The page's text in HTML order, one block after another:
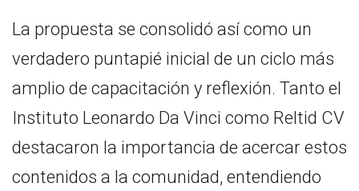
La propuesta se consolidó así como un
verdadero puntapié inicial de un ciclo más
amplio de capacitación y reflexión. Tanto el
Instituto Leonardo Da Vinci como Reltid CV
destacaron la importancia de acercar estos
contenidos a la comunidad, entendiendo